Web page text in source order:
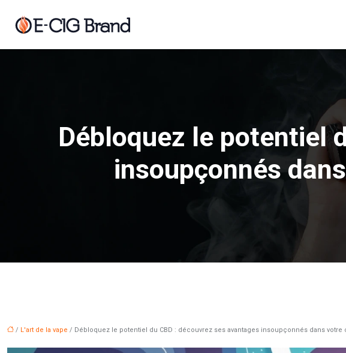
Débloquez le potentiel
insoupçonnés
/ L'art de la vape / Débloquez le potentiel du CBD : découvrez ses avantages insoupçonnés dans